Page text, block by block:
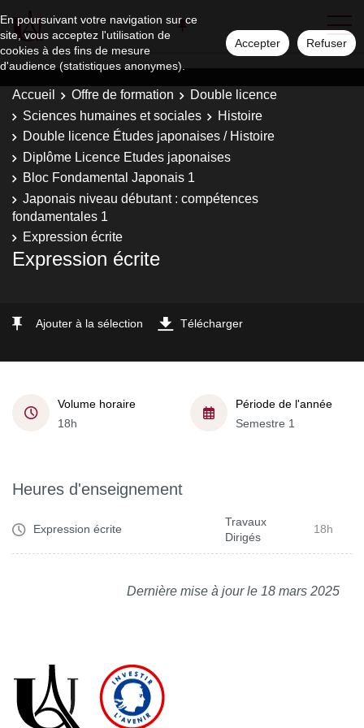
En poursuivant votre navigation sur ce
site, vous acceptez l'utilisation de
cookies à des fins de mesure
d'audience (statistiques anonymes).
Accepter Refuser
Accueil Offre de formation
Double licence
Sciences humaines et sociales
Histoire
Double licence Études japonaises / Histoire
Diplôme Licence Etudes japonaises
Bloc Fondamental Japonais 1
Japonais niveau débutant : compétences
fondamentales 1
Expression écrite
Expression écrite
Ajouter à la sélection Télécharger
Volume horaire
18h
Période de l'année
Semestre 1
Heures d'enseignement
Expression écrite
Travaux
Dirigés
18h
Dernière mise à jour le 18 mars 2025